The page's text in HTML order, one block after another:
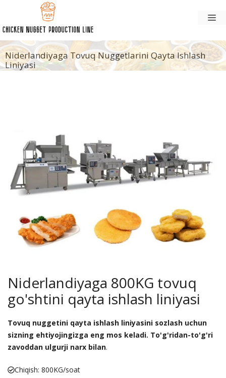
Niderlandiyaga Tovuq Nuggetlarini Qayta Ishlash
Liniyasi
Niderlandiyaga 800KG tovuq
go'shtini qayta ishlash liniyasi
Tovuq nuggetini qayta ishlash liniyasini sozlash uchun
sizning ehtiyojingizga eng mos keladi. To'g'ridan-to'g'ri
zavoddan ulgurji narx bilan.
Chiqish: 800KG/soat